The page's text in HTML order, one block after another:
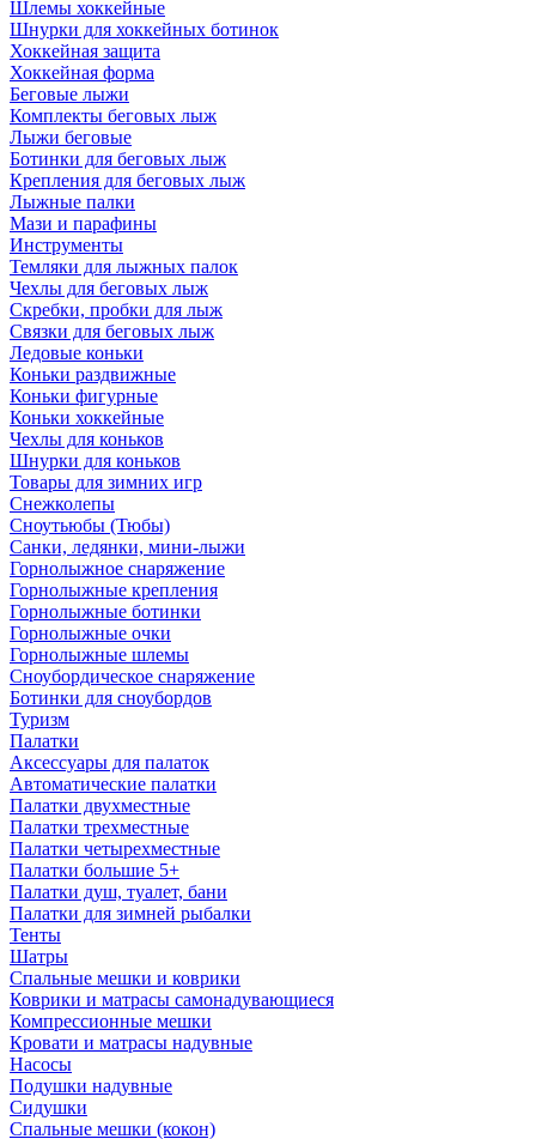
Шлемы хоккейные
Шнурки для хоккейных ботинок
Хоккейная защита
Хоккейная форма
Беговые лыжи
Комплекты беговых лыж
Лыжи беговые
Ботинки для беговых лыж
Крепления для беговых лыж
Лыжные палки
Мази и парафины
Инструменты
Темляки для лыжных палок
Чехлы для беговых лыж
Скребки, пробки для лыж
Связки для беговых лыж
Ледовые коньки
Коньки раздвижные
Коньки фигурные
Коньки хоккейные
Чехлы для коньков
Шнурки для коньков
Товары для зимних игр
Снежколепы
Сноутьюбы (Тюбы)
Санки, ледянки, мини-лыжи
Горнолыжное снаряжение
Горнолыжные крепления
Горнолыжные ботинки
Горнолыжные очки
Горнолыжные шлемы
Сноубордическое снаряжение
Ботинки для сноубордов
Туризм
Палатки
Аксессуары для палаток
Автоматические палатки
Палатки двухместные
Палатки трехместные
Палатки четырехместные
Палатки большие 5+
Палатки душ, туалет, бани
Палатки для зимней рыбалки
Тенты
Шатры
Спальные мешки и коврики
Коврики и матрасы самонадувающиеся
Компрессионные мешки
Кровати и матрасы надувные
Насосы
Подушки надувные
Сидушки
Спальные мешки (кокон)